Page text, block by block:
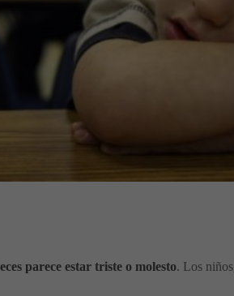
parece estar triste o molesto. Los